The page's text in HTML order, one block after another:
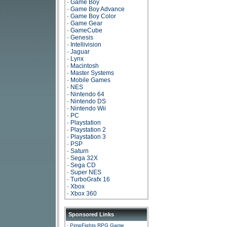
· Game Boy
· Game Boy Advance
· Game Boy Color
· Game Gear
· GameCube
· Genesis
· Intellivision
· Jaguar
· Lynx
· Macintosh
· Master Systems
· Mobile Games
· NES
· Nintendo 64
· Nintendo DS
· Nintendo Wii
· PC
· Playstation
· Playstation 2
· Playstation 3
· PSP
· Saturn
· Sega 32X
· Sega CD
· Super NES
· TurboGrafx 16
· Xbox
· Xbox 360
Sponsored Links
· PimpFights RPG Game